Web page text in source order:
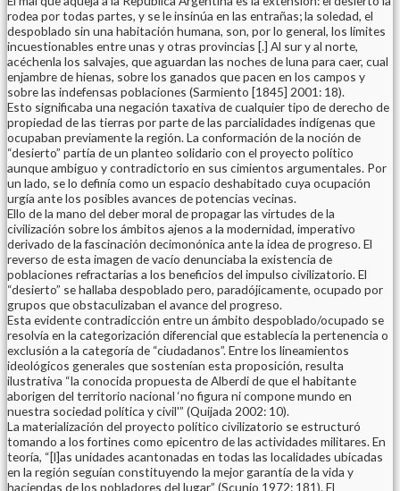
rodea por todas partes, y se le insinúa en las entrañas; la soledad, el
despoblado sin una habitación humana, son, por lo general, los límites
incuestionables entre unas y otras provincias [.] Al sur y al norte,
acéchenla los salvajes, que aguardan las noches de luna para caer, cual
enjambre de hienas, sobre los ganados que pacen en los campos y
sobre las indefensas poblaciones (Sarmiento [1845] 2001: 18).
Esto significaba una negación taxativa de cualquier tipo de derecho de
propiedad de las tierras por parte de las parcialidades indígenas que
ocupaban previamente la región. La conformación de la noción de
“desierto” partía de un planteo solidario con el proyecto político
aunque ambiguo y contradictorio en sus cimientos argumentales. Por
un lado, se lo definía como un espacio deshabitado cuya ocupación
urgía ante los posibles avances de potencias vecinas.
Ello de la mano del deber moral de propagar las virtudes de la
civilización sobre los ámbitos ajenos a la modernidad, imperativo
derivado de la fascinación decimonónica ante la idea de progreso. El
reverso de esta imagen de vacío denunciaba la existencia de
poblaciones refractarias a los beneficios del impulso civilizatorio. El
“desierto” se hallaba despoblado pero, paradójicamente, ocupado por
grupos que obstaculizaban el avance del progreso.
Esta evidente contradicción entre un ámbito despoblado/ocupado se
resolvía en la categorización diferencial que establecía la pertenencia o
exclusión a la categoría de “ciudadanos”. Entre los lineamientos
ideológicos generales que sostenían esta proposición, resulta
ilustrativa “la conocida propuesta de Alberdi de que el habitante
aborigen del territorio nacional ‘no figura ni compone mundo en
nuestra sociedad política y civil'” (Quijada 2002: 10).
La materialización del proyecto político civilizatorio se estructuró
tomando a los fortines como epicentro de las actividades militares. En
teoría, “[l]as unidades acantonadas en todas las localidades ubicadas
en la región seguían constituyendo la mejor garantía de la vida y
haciendas de los pobladores del lugar” (Scunio 1972: 181). El